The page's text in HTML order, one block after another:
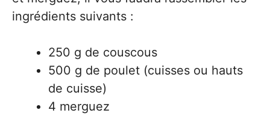
ingrédients suivants :
250 g de couscous
500 g de poulet (cuisses ou hauts
de cuisse)
4 merguez